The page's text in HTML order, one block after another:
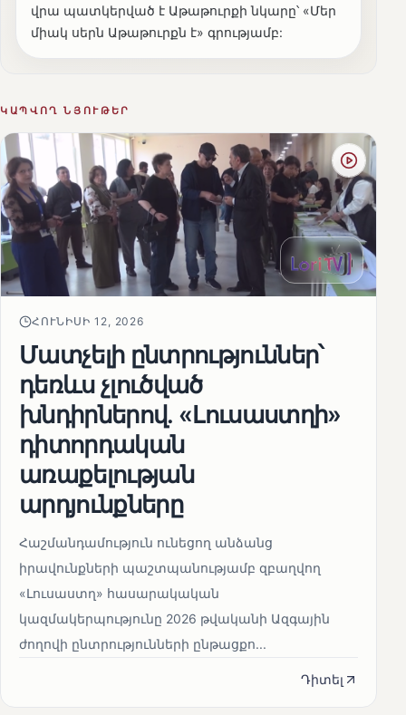
վրա պատկերված է Աթաթուրքի նկարը՝ «Մեր
միակ սերն Աթաթուրքն է» գրությամբ:
ԿԱՊՎՈՂ ՆՅՈՒԹԵՐ
ՀՈՒՆԻՍԻ 12, 2026
Մատչելի ընտրություններ՝
դեռևս չլուծված
խնդիրներով. «Լուսաստղի»
դիտորդական
առաքելության
արդյունքները
Հաշմանդամություն ունեցող անձանց
իրավունքների պաշտպանությամբ զբաղվող
«Լուսաստղ» հասարակական
կազմակերպությունը 2026 թվականի Ազգային
ժողովի ընտրությունների ընթացքո...
Դիտել